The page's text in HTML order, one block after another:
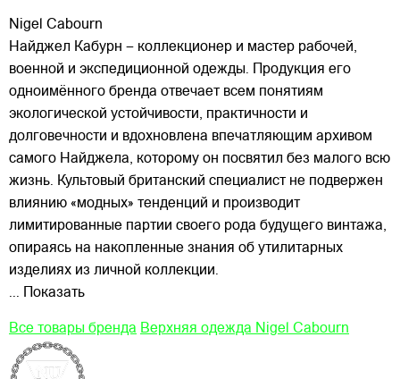
Nigel Cabourn
Найджел Кабурн – коллекционер и мастер рабочей,
военной и экспедиционной одежды. Продукция его
одноимённого бренда отвечает всем понятиям
экологической устойчивости, практичности и
долговечности и вдохновлена впечатляющим архивом
самого Найджела, которому он посвятил без малого всю
жизнь. Культовый британский специалист не подвержен
влиянию «модных» тенденций и производит
лимитированные партии своего рода будущего винтажа,
опираясь на накопленные знания об утилитарных
изделиях из личной коллекции.
... Показать
Все товары бренда Верхняя одежда Nigel Cabourn